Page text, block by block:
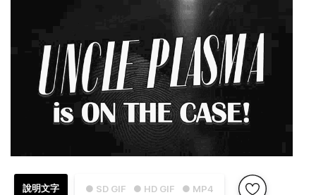
● SD GIF ● HD GIF ● MP4
說明文字